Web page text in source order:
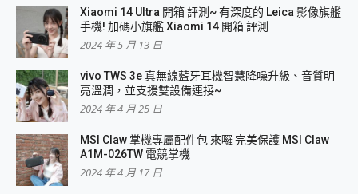
Xiaomi 14 Ultra 開箱 評測~ 有深度的 Leica 影像旗艦
手機! 加碼小旗艦 Xiaomi 14 開箱 評測
2024 年 5 月 13 日
vivo TWS 3e 真無線藍牙耳機智慧降噪升級、音質明
亮溫潤，並支援雙設備連接~
2024 年 4 月 25 日
MSI Claw 掌機專屬配件包 來囉 完美保護 MSI Claw
A1M-026TW 電競掌機
2024 年 4 月 17 日